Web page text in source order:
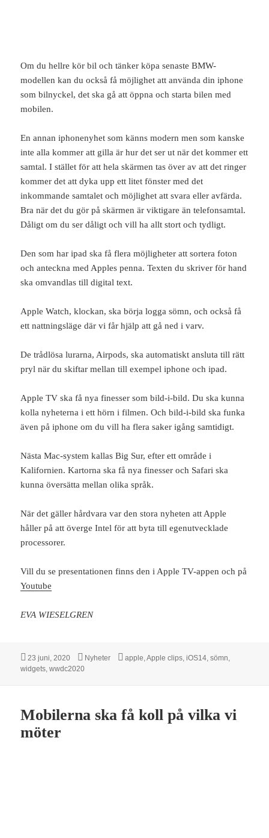
Om du hellre kör bil och tänker köpa senaste BMW-
modellen kan du också få möjlighet att använda din iphone
som bilnyckel, det ska gå att öppna och starta bilen med
mobilen.
En annan iphonenyhet som känns modern men som kanske
inte alla kommer att gilla är hur det ser ut när det kommer ett
samtal. I stället för att hela skärmen tas över av att det ringer
kommer det att dyka upp ett litet fönster med det
inkommande samtalet och möjlighet att svara eller avfärda.
Bra när det du gör på skärmen är viktigare än telefonsamtal.
Dåligt om du ser dåligt och vill ha allt stort och tydligt.
Den som har ipad ska få flera möjligheter att sortera foton
och anteckna med Apples penna. Texten du skriver för hand
ska omvandlas till digital text.
Apple Watch, klockan, ska börja logga sömn, och också få
ett nattningsläge där vi får hjälp att gå ned i varv.
De trådlösa lurarna, Airpods, ska automatiskt ansluta till rätt
pryl när du skiftar mellan till exempel iphone och ipad.
Apple TV ska få nya finesser som bild-i-bild. Du ska kunna
kolla nyheterna i ett hörn i filmen. Och bild-i-bild ska funka
även på iphone om du vill ha flera saker igång samtidigt.
Nästa Mac-system kallas Big Sur, efter ett område i
Kalifornien. Kartorna ska få nya finesser och Safari ska
kunna översätta mellan olika språk.
När det gäller hårdvara var den stora nyheten att Apple
håller på att överge Intel för att byta till egenutvecklade
processorer.
Vill du se presentationen finns den i Apple TV-appen och på
Youtube
EVA WIESELGREN
Postat
23 juni, 2020 Kategorier
Nyheter Taggar
apple,Apple clips,iOS14,sömn,
widgets,wwdc2020
Mobilerna ska få koll på vilka vi
möter